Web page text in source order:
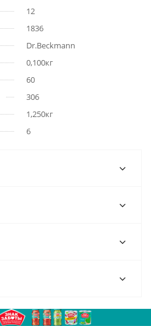
12
1836
Dr.Beckmann
0,100кг
60
306
1,250кг
6